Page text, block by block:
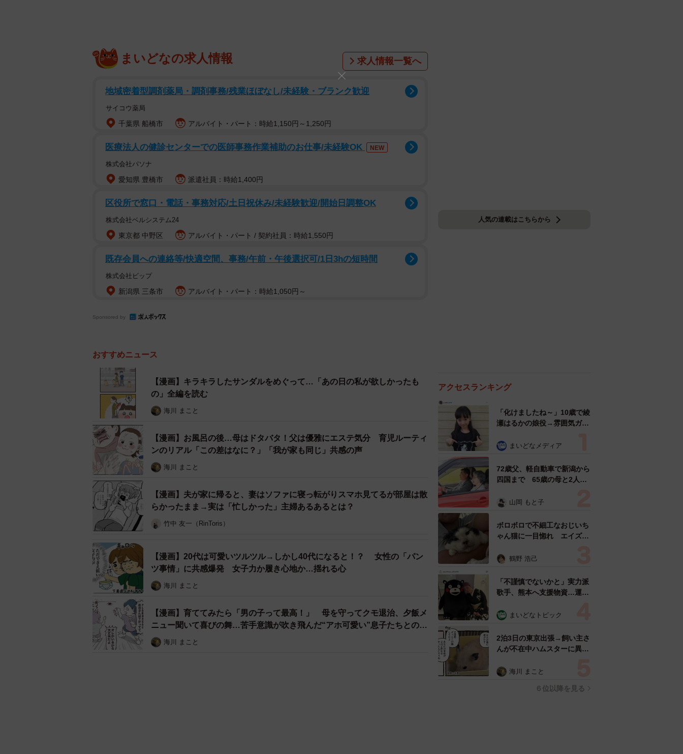
まいどなの求人情報 求人情報一覧へ
地域密着型調剤薬局・調剤事務/残業ほぼなし/未経験・ブランク歓迎
サイコウ薬局
千葉県 船橋市 アルバイト・パート：時給1,150円～1,250円
医療法人の健診センターでの医師事務作業補助のお仕事/未経験OK NEW
株式会社パソナ
愛知県 豊橋市 派遣社員：時給1,400円
区役所で窓口・電話・事務対応/土日祝休み/未経験歓迎/開始日調整OK
株式会社ベルシステム24
東京都 中野区 アルバイト・パート / 契約社員：時給1,550円
既存会員への連絡等/快適空間、事務/午前・午後選択可/1日3hの短時間
株式会社ビップ
新潟県 三条市 アルバイト・パート：時給1,050円～
Sponsored by
おすすめニュース
【漫画】キラキラしたサンダルをめぐって…「あの日の私が欲しかったも
の」全編を読む
海川 まこと
【漫画】お風呂の後…母はドタバタ！父は優雅にエステ気分 育児ルーティ
ンのリアル「この差はなに？」「我が家も同じ」共感の声
海川 まこと
【漫画】夫が家に帰ると、妻はソファに寝っ転がりスマホ見てるが部屋は散
らかったまま→実は「忙しかった」主婦あるあるとは？
竹中 友一（RinToris）
【漫画】20代は可愛いツルツル→しかし40代になると！？ 女性の「パン
ツ事情」に共感爆発 女子力か履き心地か…揺れる心
海川 まこと
【漫画】育ててみたら「男の子って最高！」 母を守ってクモ退治、夕飯メ
ニュー聞いて喜びの舞…苦手意識が吹き飛んだ“アホ可愛い”息子たちとの
日々
海川 まこと
人気の連載はこちらから
アクセスランキング
「化けましたね～」10歳で綾
瀬はるかの娘役→雰囲気ガラ
雰囲気が」「宝塚に入れそ
まいどなメディア
72歳父、軽自動車で新潟から
四国まで 65歳の母と2人で
憩まで分刻み… 「大学生で
山岡 もと子
ボロボロで不細工なおじいち
ゃん猫に一目惚れ エイズだ
暮らすと「おじ猫」だって可
鶴野 浩己
「不謹慎でないかと」実力派
歌手、熊本へ支援物資…運搬
めらい 「痛いほど伝わる」
まいどなトピック
2泊3日の東京出張→飼い主さ
んが不在中ハムスターに異
「急に老けた？」【漫画】
海川 まこと
６位以降を見る